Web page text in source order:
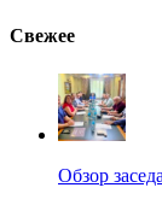
Свежее
Обзор